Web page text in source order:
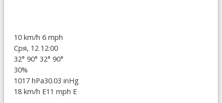
10 km/h 6 mph
Сря, 12 12:00
32° 90° 32° 90°
30%
1017 hPa30.03 inHg
18 km/h E11 mph E